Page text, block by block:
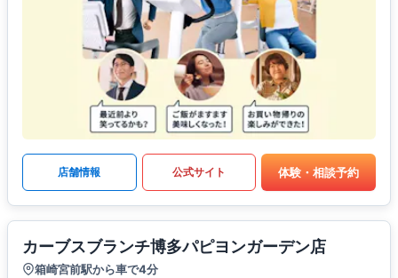
店舗情報 公式サイト 体験・相談予約
カーブスブランチ博多パピヨンガーデン店
箱崎宮前駅から車で4分